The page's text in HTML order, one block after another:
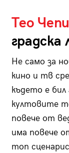
Тео
градска
Не само за
кино и тв
където е
култовите
повече от
има повече
топ